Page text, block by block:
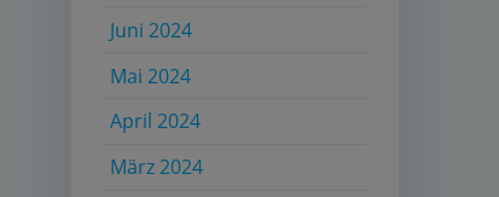
Juni 2024
Mai 2024
April 2024
März 2024